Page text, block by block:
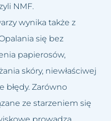
głowy
włosy
skóry
i
i cieni pod
NMF.
wynika także z
się bez
papierosów,
skóry, niewłaściwej
błędy. Zarówno
ze starzeniem się